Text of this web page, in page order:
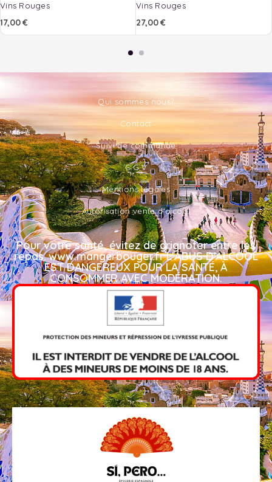
Vins Rouges
17,00€
Vins Rouges
27,00€
Qui sommes nous?
Contact
Suivi de commande
C.G.V
Mentions légales
Autorisation vente d'alcool
Pour votre santé, évitez de grignoter entre les
repas. www.mangerbouger.fr L'ABUS D'ALCOOL
EST DANGEREUX POUR LA SANTÉ, À
CONSOMMER AVEC MODÉRATION.​